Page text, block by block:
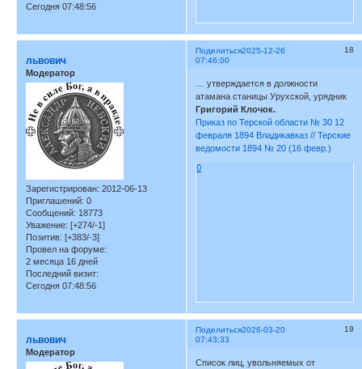
Сегодня 07:48:56
Поделиться 18
2025-12-26
07:46:00
львович
Модератор
Зарегистрирован: 2012-06-13
Приглашений: 0
Сообщений: 18773
Уважение: [+274/-1]
Позитив: [+383/-3]
Провел на форуме:
2 месяца 16 дней
Последний визит:
Сегодня 07:48:56
… утверждается в должности
атамана станицы Урухской, урядник
Григорий Клочок.
Приказ по Терской области № 30 12
февраля 1894 Владикавказ // Терские
ведомости 1894 № 20 (16 февр.)
0
Поделиться 19
2026-03-20
07:43:33
львович
Модератор
Список лиц, увольняемых от